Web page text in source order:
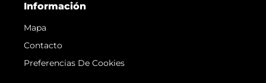
Información
Mapa
Contacto
Preferencias De Cookies